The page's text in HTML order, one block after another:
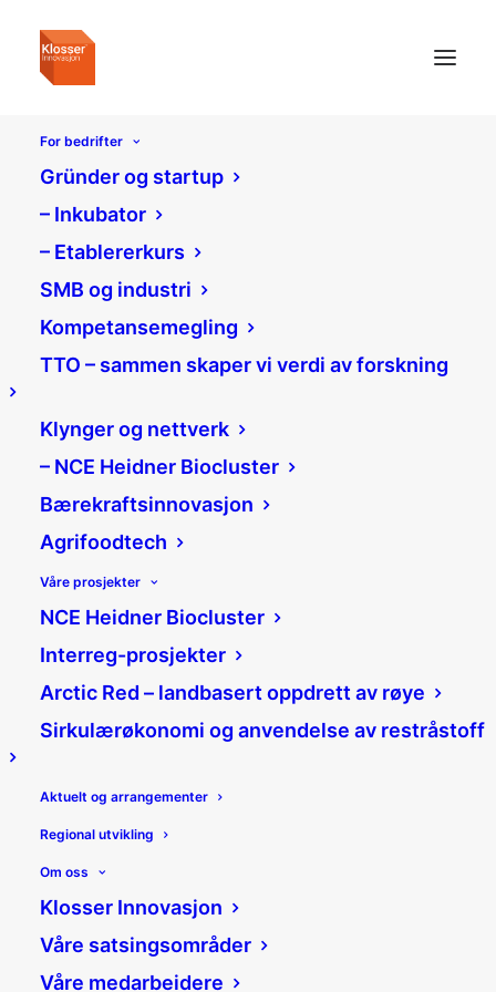
For bedrifter
Gründer og startup
– Inkubator
– Etablererkurs
SMB og industri
Kompetansemegling
TTO – sammen skaper vi verdi av forskning
Klynger og nettverk
– NCE Heidner Biocluster
Bærekraftsinnovasjon
Agrifoodtech
Våre prosjekter
NCE Heidner Biocluster
Interreg-prosjekter
Arctic Red – landbasert oppdrett av røye
Sirkulærøkonomi og anvendelse av restråstoff
Aktuelt og arrangementer
Regional utvikling
Om oss
Klosser Innovasjon
Våre satsingsområder
Våre medarbeidere
Mer bærekraftig mat
med landslaget for
Agrifoodtech
15/08/2022 |
Jannicke Mykkestue
Del:
Verden må produsere mer mat og på